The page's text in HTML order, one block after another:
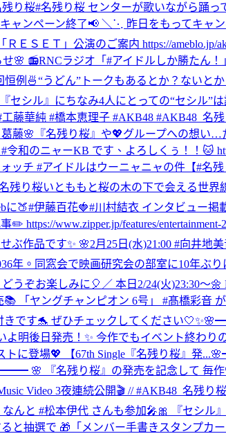
残り桜#名残り桜 センターが歌いながら踊っ
ャンペーン終了📢 ＼⋱ 昨日をもってキャ
ＲＥＳＥＴ」公演のご案内 https://ameblo.jp/
🌸 📻RNCラジオ「#アイドルしか勝たん！
例🍜“うどん”トークもあるとか？ないと
シル』にちなみ4人にとっての“セシル”
工藤華純 #橋本恵理子 #AKB48 #AKB48_名
藤🌸『名残り桜』や💖グループへの想い…
令和のニャーKB です、よろしくぅ！！🐱
ッチ #アイドルはウーニャニャの件 【#名
残り桜いとももと桜の木の下で会える世界
に🍑#伊藤百花🍓#川村結衣 インタビュー
https://www.zipper.jp/features/
作品です✨ 🌸2月25日(水)21:00 #向井
年。同窓会で映画研究会の部室に10年ぶ
うぞお楽しみに🎈 ／ 本日2/24(火)23:30～
📚 「ヤングチャンピオン 6号」 #髙橋彩音
です🐬 ぜひチェックしてください🤍✨
売！✨ 今作でもイベント終わりのメ
に登場💖 【67th Single『名残り桜』発...
名残り桜』の発売を記念して 毎作恒
Video 3夜連続公開🎬 // #AKB48_名残
んと #松本伊代 さんも参加🎤🎀 『セシル
と抽選で 🎁「メンバー手書きスタンプカ